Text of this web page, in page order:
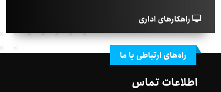
راهکارهای اداری
راه‌های ارتباطی با ما
اطلاعات تماس